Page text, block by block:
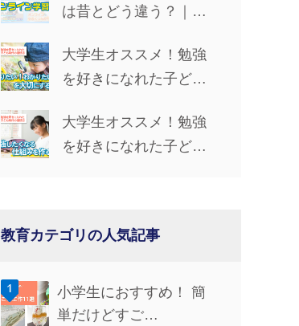
は昔とどう違う？｜学
仲間とのつながりを解
説
大学生オススメ！勉強
を好きになれた子ども
たい！』『わかりた
い！』を大切にする」
大学生オススメ！勉強
を好きになれた子ども
教育カテゴリの人気記事
小学生におすすめ！ 簡
単だけどすご…